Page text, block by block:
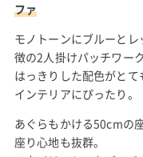
ファ
モノトーンにブルーと
徴の2人掛けパッチワー
はっきりした配色がと
インテリアにぴったり。
あぐらもかける50cmの
座り心地も抜群。